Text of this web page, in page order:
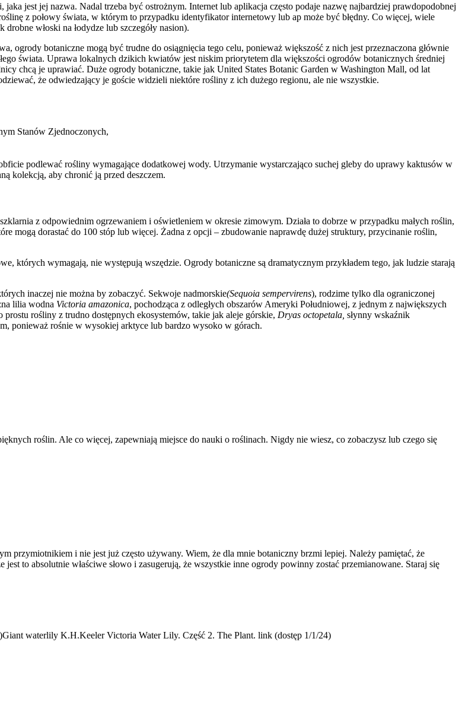
jest jej nazwa. Nadal trzeba być ostrożnym. Internet lub aplikacja często podaje nazwę najbardziej prawdopodobnej
z połowy świata, w którym to przypadku identyfikator internetowy lub ap może być błędny. Co więcej, wiele
włoski na łodydze lub szczegóły nasion).
ogrody botaniczne mogą być trudne do osiągnięcia tego celu, ponieważ większość z nich jest przeznaczona głównie
świata. Uprawa lokalnych dzikich kwiatów jest niskim priorytetem dla większości ogrodów botanicznych średniej
chcą je uprawiać. Duże ogrody botaniczne, takie jak United States Botanic Garden w Washington Mall, od lat
że odwiedzający je goście widzieli niektóre rośliny z ich dużego regionu, ale nie wszystkie.
Stanów Zjednoczonych,
podlewać rośliny wymagające dodatkowej wody. Utrzymanie wystarczająco suchej gleby do uprawy kaktusów w
kolekcją, aby chronić ją przed deszczem.
z odpowiednim ogrzewaniem i oświetleniem w okresie zimowym. Działa to dobrze w przypadku małych roślin,
mogą dorastać do 100 stóp lub więcej. Żadna z opcji – zbudowanie naprawdę dużej struktury, przycinanie roślin,
których wymagają, nie występują wszędzie. Ogrody botaniczne są dramatycznym przykładem tego, jak ludzie starają
inaczej nie można by zobaczyć. Sekwoje nadmorskie(Sequoia sempervirens), rodzime tylko dla ograniczonej
lilia wodna Victoria amazonica, pochodząca z odległych obszarów Ameryki Południowej, z jednym z największych
rośliny z trudno dostępnych ekosystemów, takie jak aleje górskie, Dryas octopetala, słynny wskaźnik
ponieważ rośnie w wysokiej arktyce lub bardzo wysoko w górach.
roślin. Ale co więcej, zapewniają miejsce do nauki o roślinach. Nigdy nie wiesz, co zobaczysz lub czego się
przymiotnikiem i nie jest już często używany. Wiem, że dla mnie botaniczny brzmi lepiej. Należy pamiętać, że
to absolutnie właściwe słowo i zasugerują, że wszystkie inne ogrody powinny zostać przemianowane. Staraj się
waterlily K.H.Keeler Victoria Water Lily. Część 2. The Plant. link (dostęp 1/1/24)